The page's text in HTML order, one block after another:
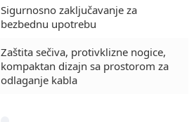
Sigurnosno zaključavanje za
bezbednu upotrebu
Zaštita sečiva, protivklizne nogice,
kompaktan dizajn sa prostorom za
odlaganje kabla